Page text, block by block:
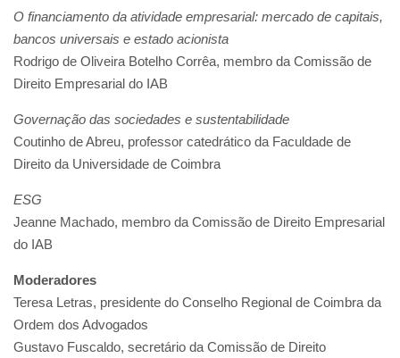
O financiamento da atividade empresarial: mercado de capitais,
bancos universais e estado acionista
Rodrigo de Oliveira Botelho Corrêa, membro da Comissão de
Direito Empresarial do IAB
Governação das sociedades e sustentabilidade
Coutinho de Abreu, professor catedrático da Faculdade de
Direito da Universidade de Coimbra
ESG
Jeanne Machado, membro da Comissão de Direito Empresarial
do IAB
Moderadores
Teresa Letras, presidente do Conselho Regional de Coimbra da
Ordem dos Advogados
Gustavo Fuscaldo, secretário da Comissão de Direito